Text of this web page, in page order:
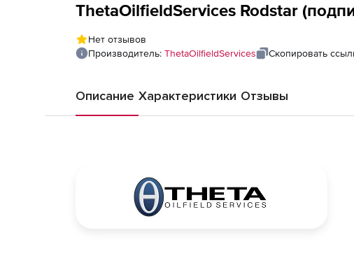
ThetaOilfieldServices Rodstar
Нет отзывов
Производитель: ThetaOilfieldServices Скопировать
Описание Характеристики Отзывы